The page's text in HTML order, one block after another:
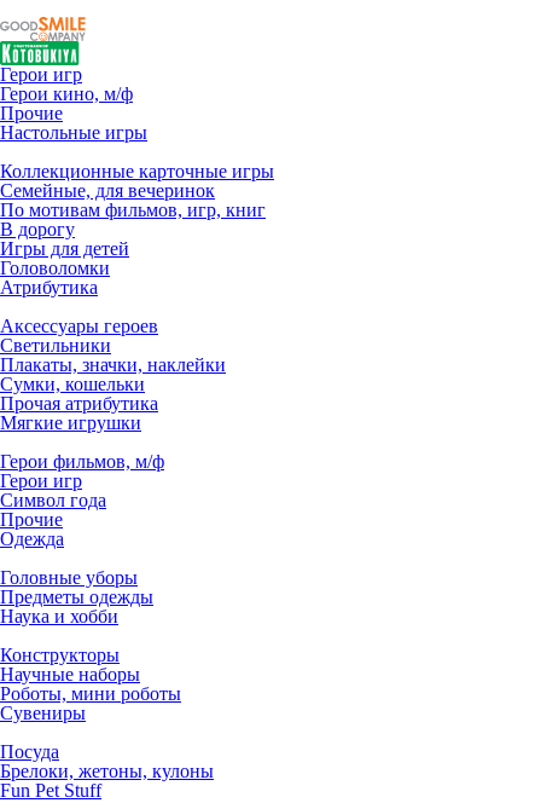
Герои игр
Герои кино, м/ф
Прочие
Настольные игры
Коллекционные карточные игры
Семейные, для вечеринок
По мотивам фильмов, игр, книг
В дорогу
Игры для детей
Головоломки
Атрибутика
Аксессуары героев
Светильники
Плакаты, значки, наклейки
Сумки, кошельки
Прочая атрибутика
Мягкие игрушки
Герои фильмов, м/ф
Герои игр
Символ года
Прочие
Одежда
Головные уборы
Предметы одежды
Наука и хобби
Конструкторы
Научные наборы
Роботы, мини роботы
Сувениры
Посуда
Брелоки, жетоны, кулоны
Fun Pet Stuff